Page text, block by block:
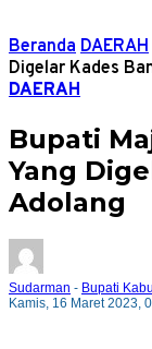
Beranda DAERAH
Digelar Kades
DAERAH
Bupati
Yang
Adolang
Sudarman - Bupati
Kamis, 16 Maret 2023,